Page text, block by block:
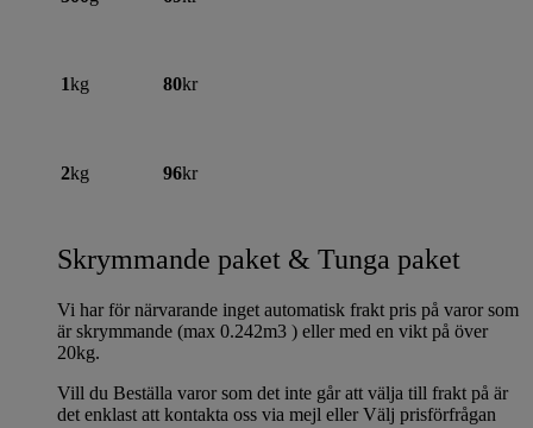
1kg 80kr
2kg 96kr
Skrymmande paket & Tunga paket
Vi har för närvarande inget automatisk frakt pris på varor som
är skrymmande (max 0.242m3 ) eller med en vikt på över
20kg.
Vill du Beställa varor som det inte går att välja till frakt på är
det enklast att kontakta oss via mejl eller Välj prisförfrågan